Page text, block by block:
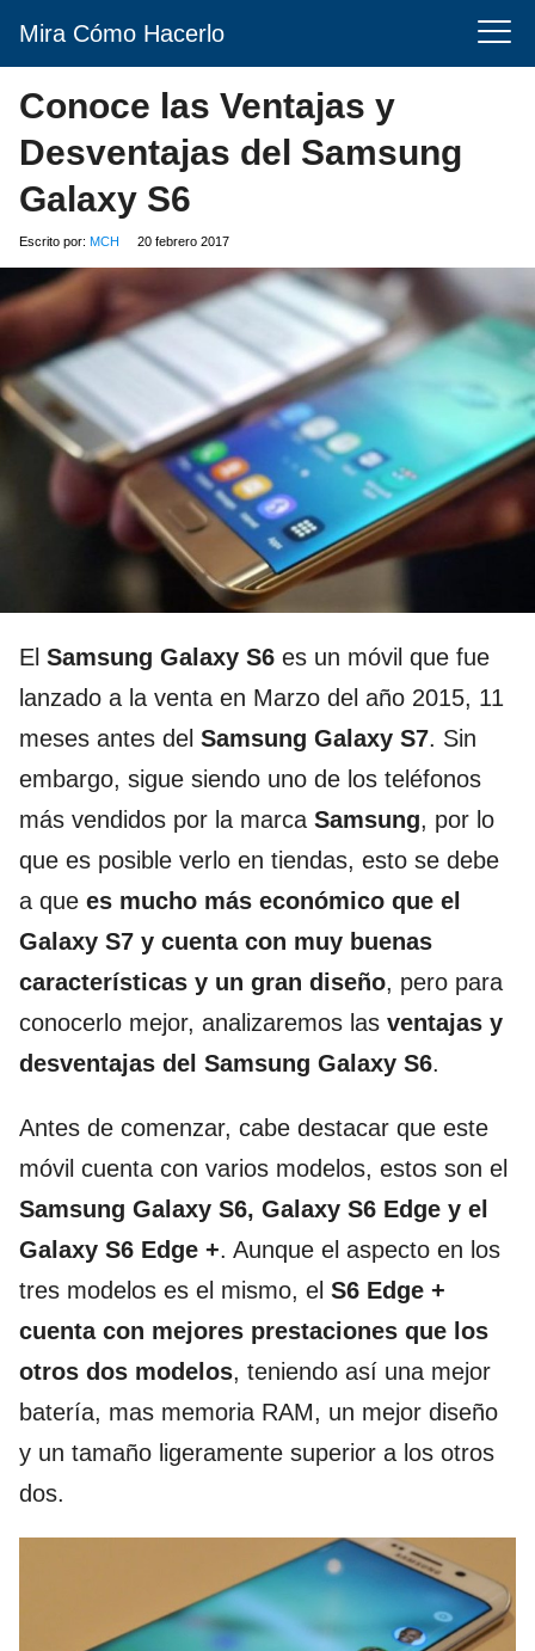
Mira Cómo Hacerlo
Conoce las Ventajas y
Desventajas del Samsung
Galaxy S6
Escrito por: MCH 20 febrero 2017
El Samsung Galaxy S6 es un móvil que fue
lanzado a la venta en Marzo del año 2015, 11
meses antes del Samsung Galaxy S7. Sin
embargo, sigue siendo uno de los teléfonos
más vendidos por la marca Samsung, por lo
que es posible verlo en tiendas, esto se debe
a que es mucho más económico que el
Galaxy S7 y cuenta con muy buenas
características y un gran diseño, pero para
conocerlo mejor, analizaremos las ventajas y
desventajas del Samsung Galaxy S6.
Antes de comenzar, cabe destacar que este
móvil cuenta con varios modelos, estos son el
Samsung Galaxy S6, Galaxy S6 Edge y el
Galaxy S6 Edge +. Aunque el aspecto en los
tres modelos es el mismo, el S6 Edge +
cuenta con mejores prestaciones que los
otros dos modelos, teniendo así una mejor
batería, mas memoria RAM, un mejor diseño
y un tamaño ligeramente superior a los otros
dos.